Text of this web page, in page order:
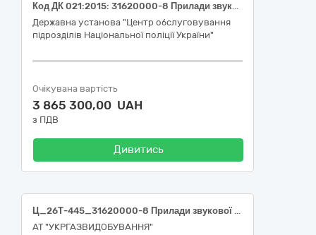
Код ДК 021:2015: 31620000-8 Прилади звукової та візуальної сигналізації (Система відеонагляду)
Державна установа "Центр обслуговування
підрозділів Національної поліції України"
Очікувана вартість
3 865 300,00 UAH
з ПДВ
Дивитись
Ц_26Т-445_31620000-8 Прилади звукової та візуальної сигналізації (Прилади пожежної сигналізації та їх частини)
АТ "УКРГАЗВИДОБУВАННЯ"